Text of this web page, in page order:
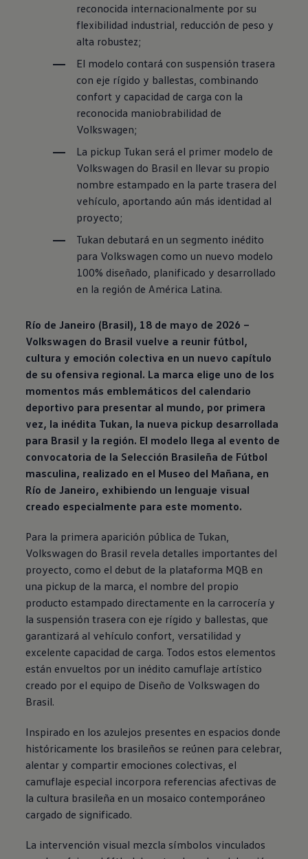
reconocida internacionalmente por su
flexibilidad industrial, reducción de peso y
alta robustez;
El modelo contará con suspensión trasera
con eje rígido y ballestas, combinando
confort y capacidad de carga con la
reconocida maniobrabilidad de
Volkswagen;
La pickup Tukan será el primer modelo de
Volkswagen do Brasil en llevar su propio
nombre estampado en la parte trasera del
vehículo, aportando aún más identidad al
proyecto;
Tukan debutará en un segmento inédito
para Volkswagen como un nuevo modelo
100% diseñado, planificado y desarrollado
en la región de América Latina.
Río de Janeiro (Brasil), 18 de mayo de 2026 –
Volkswagen do Brasil vuelve a reunir fútbol,
cultura y emoción colectiva en un nuevo capítulo
de su ofensiva regional. La marca elige uno de los
momentos más emblemáticos del calendario
deportivo para presentar al mundo, por primera
vez, la inédita Tukan, la nueva pickup desarrollada
para Brasil y la región. El modelo llega al evento de
convocatoria de la Selección Brasileña de Fútbol
masculina, realizado en el Museo del Mañana, en
Río de Janeiro, exhibiendo un lenguaje visual
creado especialmente para este momento.
Para la primera aparición pública de Tukan,
Volkswagen do Brasil revela detalles importantes del
proyecto, como el debut de la plataforma MQB en
una pickup de la marca, el nombre del propio
producto estampado directamente en la carrocería y
la suspensión trasera con eje rígido y ballestas, que
garantizará al vehículo confort, versatilidad y
excelente capacidad de carga. Todos estos elementos
están envueltos por un inédito camuflaje artístico
creado por el equipo de Diseño de Volkswagen do
Brasil.
Inspirado en los azulejos presentes en espacios donde
históricamente los brasileños se reúnen para celebrar,
alentar y compartir emociones colectivas, el
camuflaje especial incorpora referencias afectivas de
la cultura brasileña en un mosaico contemporáneo
cargado de significado.
La intervención visual mezcla símbolos vinculados